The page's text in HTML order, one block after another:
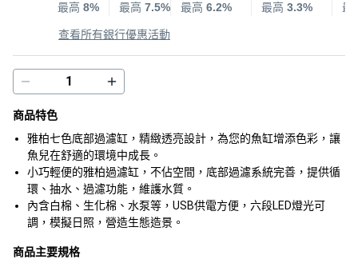
最高 8% 最高 7.5% 最高 6.2% 最高 3.3% 最
查看所有銀行優惠活動
商品特色
雅柏七色底部過濾缸，精緻透亮設計，為您的魚缸增添色彩，讓
魚兒在舒適的環境中成長。
小巧輕便的雅柏過濾缸，不佔空間，底部過濾系統完善，提供循
環、抽水、過濾功能，維護水質。
內含白棉、生化棉、水泵等，USB供電方便，六段LED燈光可
調，模擬日照，營造生態造景。
商品主要規格